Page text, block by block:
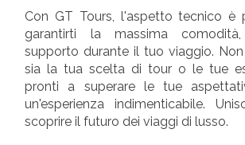
Con GT Tours, l'aspetto tecnico è
garantirti la massima
supporto durante il tuo viaggio.
sia la tua scelta di tour o le tue
pronti a superare le tue
un'esperienza indimenticabile.
scoprire il futuro dei viaggi di lusso.